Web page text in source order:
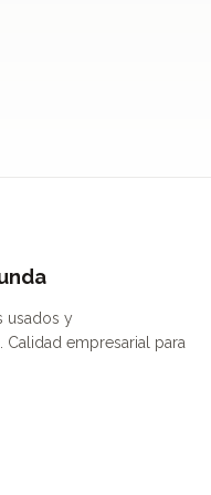
usados y
empresarial para